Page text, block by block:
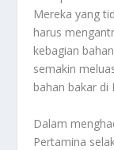
Mereka yang
harus
kebagian
semakin
bahan bakar di
Dalam
Pertamina